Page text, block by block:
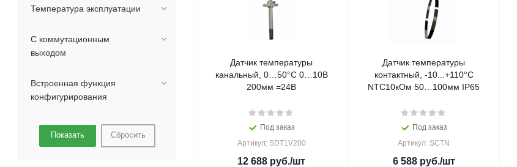
Датчик температуры
канальный, 0…50°С 0…10В
200мм =24В
Под заказ
Артикул: SDT1V200
12 688 руб./шт
Датчик температуры
контактный, -10...+110°С
NTC10кОм 50…100мм IP65
Под заказ
Артикул: SCTN
6 588руб./шт
Температура эксплуатации
С коммутационным
выходом
Встроенная функция
конфигурирования
Сбросить